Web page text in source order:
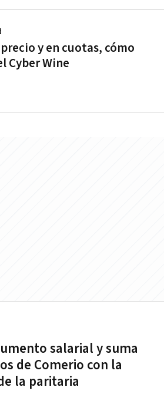
y en cuotas, cómo
Cyber Wine
salarial y suma
de Comerio con la
la paritaria